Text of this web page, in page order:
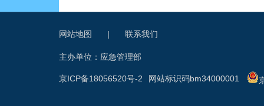
网站地图 | 联系我们
主办单位：应急管理部
网站标识码bm34000001
京ICP备18056520号-2